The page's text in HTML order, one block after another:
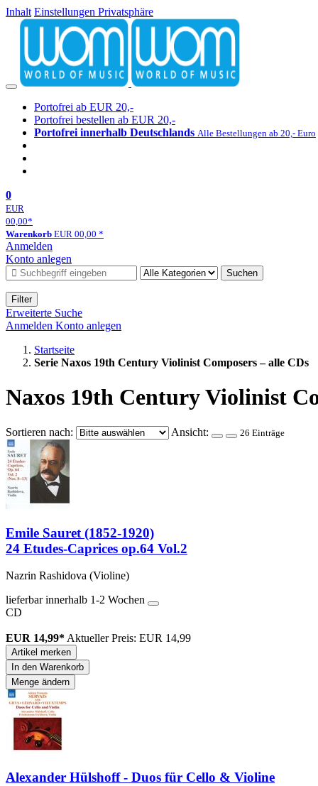
Inhalt Einstellungen Privatsphäre
Portofrei ab EUR 20,-
Portofrei bestellen ab EUR 20,-
Portofrei innerhalb Deutschlands Alle Bestellungen ab 20,- Euro
0
EUR
00,00*
Warenkorb EUR 00,00 *
Anmelden
Konto anlegen
Suchen
Filter
Erweiterte Suche
Anmelden Konto anlegen
Startseite
Serie Naxos 19th Century Violinist Composers – alle CDs
Naxos 19th Century Violinist
Sortieren nach: Ansicht: 26 Einträge
Emile Sauret (1852-1920)
24 Etudes-Caprices op.64 Vol.2
Nazrin Rashidova (Violine)
lieferbar innerhalb 1-2 Wochen
CD
EUR 14,99* Aktueller Preis: EUR 14,99
Artikel merken
In den Warenkorb
Menge ändern
Alexander Hülshoff - Duos für Cello & Violine